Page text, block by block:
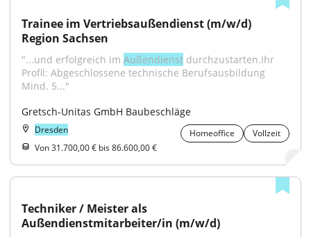
Trainee im Vertriebsaußendienst (m/w/d)
Region Sachsen
"...und erfolgreich im Außendienst durchzustarten.Ihr
Profil: Abgeschlossene technische Berufsausbildung
Mind. 5..."
Gretsch-Unitas GmbH Baubeschläge
Dresden Homeoffice
Vollzeit
Von 31.700,00 € bis 86.600,00 €
Techniker / Meister als
Außendienstmitarbeiter/in (m/w/d)